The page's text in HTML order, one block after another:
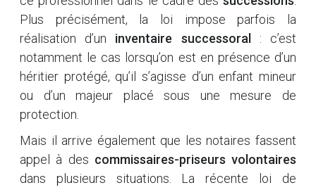
Plus précisément, la loi impose parfois la
réalisation d’un inventaire successoral
: c’est
notamment le cas lorsqu’on est en présence d’un
héritier protégé, qu’il s’agisse d’un enfant mineur
ou d’un majeur placé sous une mesure de
protection.
Mais il arrive également que les notaires fassent
appel à des commissaires-priseurs volontaires
dans plusieurs situations. La récente loi de